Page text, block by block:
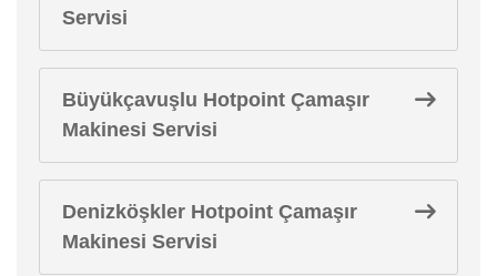
Servisi
Büyükçavuşlu Hotpoint Çamaşır
Makinesi Servisi
Denizköşkler Hotpoint Çamaşır
Makinesi Servisi